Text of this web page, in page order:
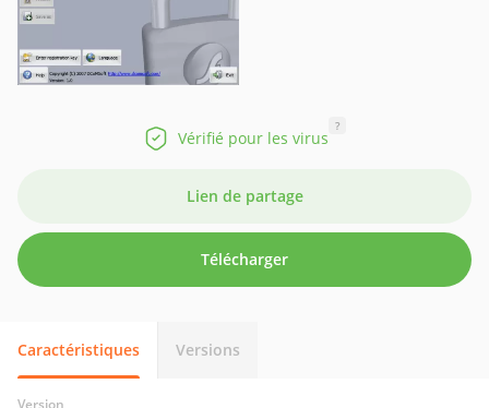
Vérifié pour les virus
?
Lien de partage
Télécharger
Caractéristiques Versions
Version